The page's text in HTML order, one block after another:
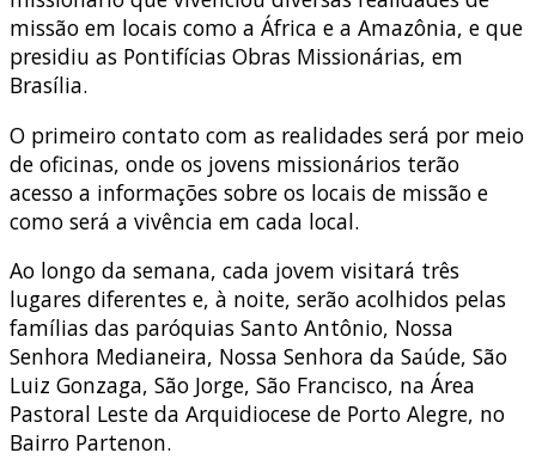
missão em locais como a África e a Amazônia, e que
presidiu as Pontifícias Obras Missionárias, em
Brasília.
O primeiro contato com as realidades será por meio
de oficinas, onde os jovens missionários terão
acesso a informações sobre os locais de missão e
como será a vivência em cada local.
Ao longo da semana, cada jovem visitará três
lugares diferentes e, à noite, serão acolhidos pelas
famílias das paróquias Santo Antônio, Nossa
Senhora Medianeira, Nossa Senhora da Saúde, São
Luiz Gonzaga, São Jorge, São Francisco, na Área
Pastoral Leste da Arquidiocese de Porto Alegre, no
Bairro Partenon.